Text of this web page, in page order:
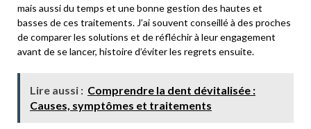
mais aussi du temps et une bonne gestion des hautes et
basses de ces traitements. J’ai souvent conseillé à des proches
de comparer les solutions et de réfléchir à leur engagement
avant de se lancer, histoire d’éviter les regrets ensuite.
Lire aussi : Comprendre la dent dévitalisée :
Causes, symptômes et traitements